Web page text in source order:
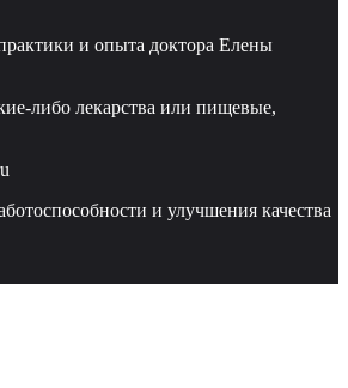
и опыта доктора Елены
либо лекарства или пищевые,
и улучшения качества